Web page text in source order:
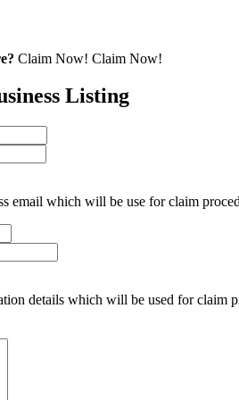
Claim Now! Claim Now!
Listing
email which will be use for claim
details which will be used for claim